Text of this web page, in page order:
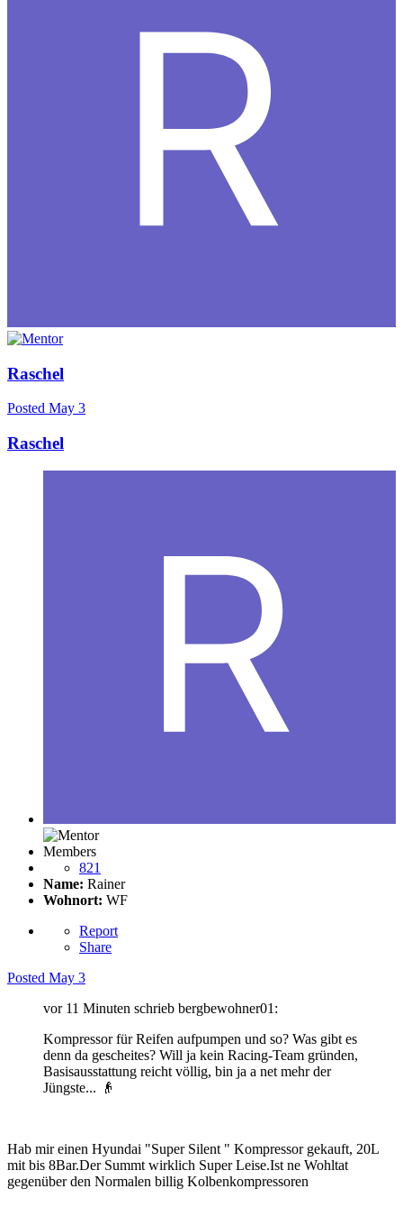
Raschel
Posted May 3
Raschel
Members
821
Name: Rainer
Wohnort: WF
Report
Share
Posted May 3
vor 11 Minuten schrieb bergbewohner01:
Kompressor für Reifen aufpumpen und so? Was gibt es
denn da gescheites? Will ja kein Racing-Team gründen,
Basisausstattung reicht völlig, bin ja a net mehr der
Jüngste...
👴
Hab mir einen Hyundai "Super Silent " Kompressor gekauft, 20L
mit bis 8Bar.Der Summt wirklich Super Leise.Ist ne Wohltat
gegenüber den Normalen billig Kolbenkompressoren